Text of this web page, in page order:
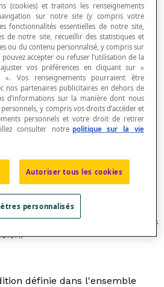
*) où E est un ensemble
opérationdéfinie dans cet
on appellesymétrique
x'tel quex * x'= n, où
pour l'opération *.
deux objets semblables mais
opposée.
des nombres, des
des objets
des graphiques de relations
définie dans l'ensemble
(cookies) et traitons les renseignements
sur notre site (y compris votre
fonctionnalités essentielles de notre site,
de notre site, recueillir des statistiques et
ou du contenu personnalisé, y compris sur
pouvez accepter ou refuser l’utilisation de la
vos préférences en cliquant sur «
». Vos renseignements pourraient être
nos partenaires publicitaires en dehors de
d’informations sur la manière dont nous
y compris vos droits d’accéder et
personnels et votre droit de retirer
consulter notre politique sur la vie
Autoriser tous les cookies
personnalisés